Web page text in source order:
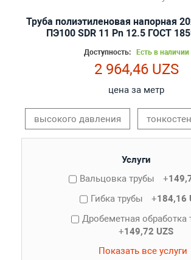
Труба полиэтиленовая напорная
ПЭ100 SDR 11 Pn 12.5 ГОСТ
Доступность: Есть в наличии
2 964,46 UZS
цена за метр
высокого давления
Услуги
Вальцовка трубы
+
Гибка трубы
+184,16
Дробеметная обработка
+149,72 UZS
Показать все услуги